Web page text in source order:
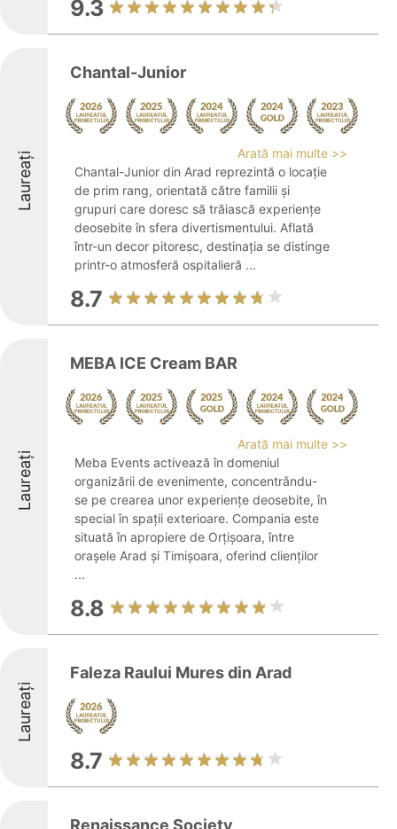
9.3
Laureați
Chantal-Junior
Arată mai multe >>
Chantal-Junior din Arad reprezintă o locație
de prim rang, orientată către familii și
grupuri care doresc să trăiască experiențe
deosebite în sfera divertismentului. Aflată
într-un decor pitoresc, destinația se distinge
printr-o atmosferă ospitalieră ...
8.7
Laureați
MEBA ICE Cream BAR
Arată mai multe >>
Meba Events activează în domeniul
organizării de evenimente, concentrându-
se pe crearea unor experiențe deosebite, în
special în spații exterioare. Compania este
situată în apropiere de Orțișoara, între
orașele Arad și Timișoara, oferind clienților
...
8.8
Laureați
Faleza Raului Mures din Arad
8.7
Renaissance Society